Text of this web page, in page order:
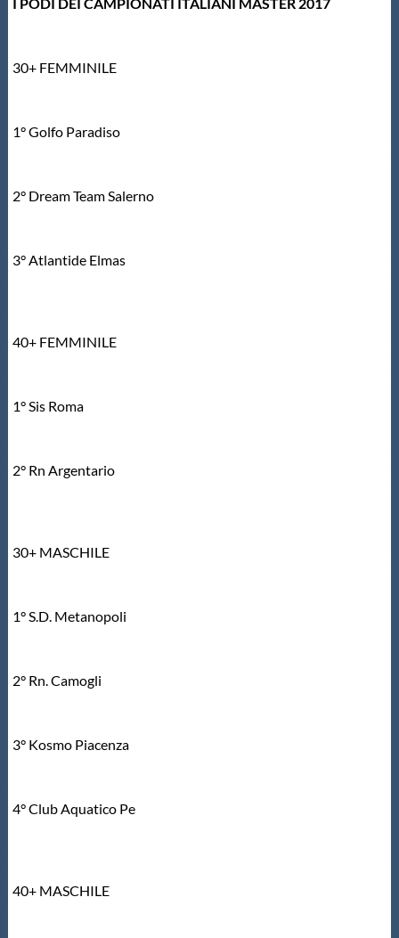
30+ FEMMINILE
1° Golfo Paradiso
2° Dream Team Salerno
3° Atlantide Elmas
40+ FEMMINILE
1° Sis Roma
2° Rn Argentario
30+ MASCHILE
1° S.D. Metanopoli
2° Rn. Camogli
3° Kosmo Piacenza
4° Club Aquatico Pe
40+ MASCHILE